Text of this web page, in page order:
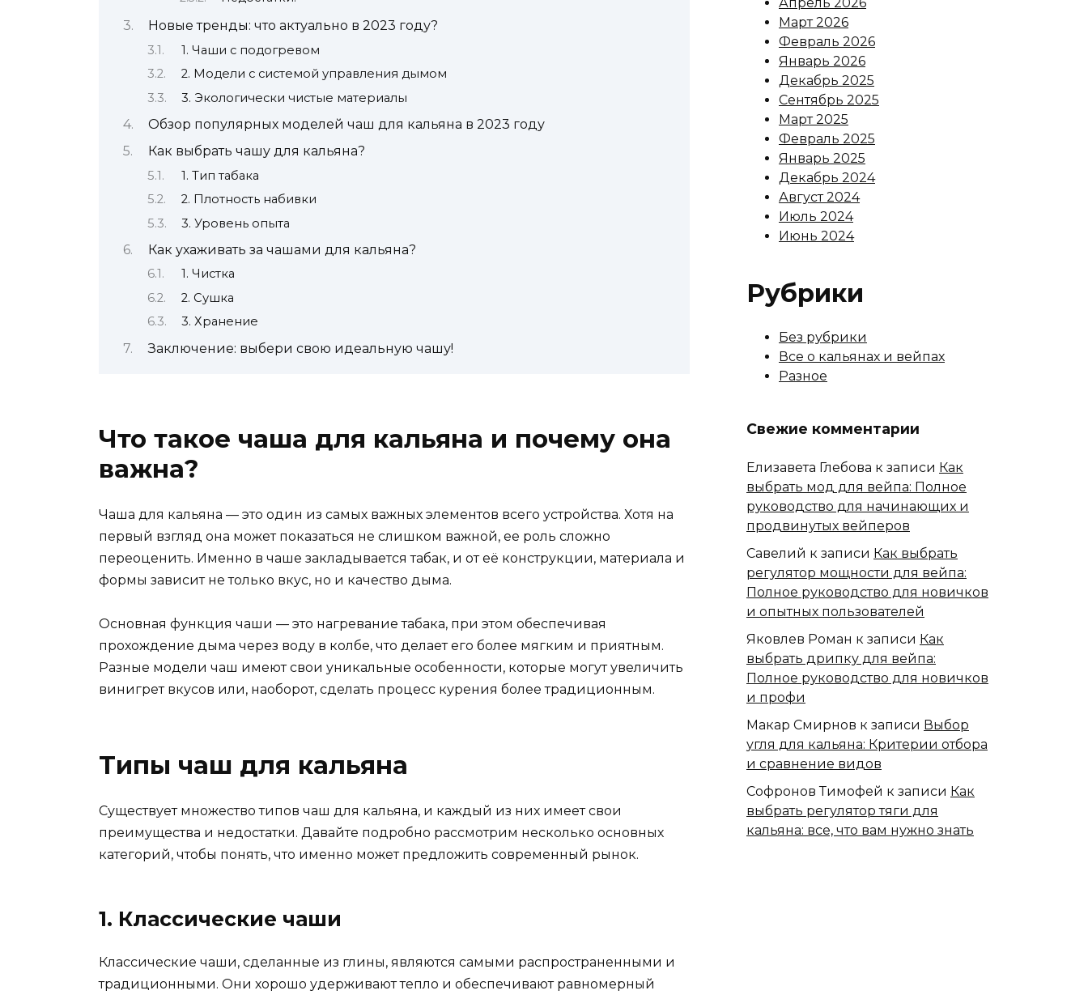
Новые тренды: что актуально в 2023 году?
1. Чаши с подогревом
2. Модели с системой управления дымом
3. Экологически чистые материалы
Обзор популярных моделей чаш для кальяна в 2023 году
Как выбрать чашу для кальяна?
1. Тип табака
2. Плотность набивки
3. Уровень опыта
Как ухаживать за чашами для кальяна?
1. Чистка
2. Сушка
3. Хранение
Заключение: выбери свою идеальную чашу!
Что такое чаша для кальяна и почему она
важна?
Чаша для кальяна — это один из самых важных элементов всего устройства. Хотя на
первый взгляд она может показаться не слишком важной, ее роль сложно
переоценить. Именно в чаше закладывается табак, и от её конструкции, материала и
формы зависит не только вкус, но и качество дыма.
Основная функция чаши — это нагревание табака, при этом обеспечивая
прохождение дыма через воду в колбе, что делает его более мягким и приятным.
Разные модели чаш имеют свои уникальные особенности, которые могут увеличить
винигрет вкусов или, наоборот, сделать процесс курения более традиционным.
Типы чаш для кальяна
Существует множество типов чаш для кальяна, и каждый из них имеет свои
преимущества и недостатки. Давайте подробно рассмотрим несколько основных
категорий, чтобы понять, что именно может предложить современный рынок.
1. Классические чаши
Классические чаши, сделанные из глины, являются самыми распространенными и
традиционными. Они хорошо удерживают тепло и обеспечивают равномерный
Март 2026
Февраль 2026
Январь 2026
Декабрь 2025
Сентябрь 2025
Март 2025
Февраль 2025
Январь 2025
Декабрь 2024
Август 2024
Июль 2024
Июнь 2024
Рубрики
Без рубрики
Все о кальянах и вейпах
Разное
Свежие комментарии
Елизавета Глебова к записи Как
выбрать мод для вейпа: Полное
руководство для начинающих и
продвинутых вейперов
Савелий к записи Как выбрать
регулятор мощности для вейпа:
Полное руководство для новичков
и опытных пользователей
Яковлев Роман к записи Как
выбрать дрипку для вейпа:
Полное руководство для новичков
и профи
Макар Смирнов к записи Выбор
угля для кальяна: Критерии отбора
и сравнение видов
Софронов Тимофей к записи Как
выбрать регулятор тяги для
кальяна: все, что вам нужно знать